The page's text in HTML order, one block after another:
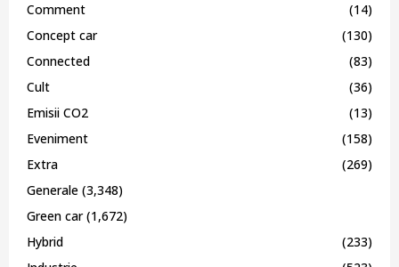
Comment
(14)
Concept car
(130)
Connected
(83)
Cult
(36)
Emisii CO2
(13)
Eveniment
(158)
Extra
(269)
Generale (3,348)
Green car(1,672)
Hybrid
(233)